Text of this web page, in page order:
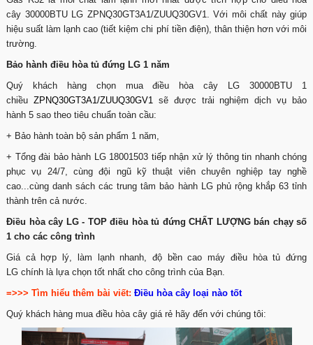
cây 30000BTU LG ZPNQ30GT3A1/ZUUQ30GV1. Với môi chất này giúp
hiệu suất làm lạnh cao (tiết kiệm chi phí tiền điện), thân thiện hơn với môi
trường.
Bảo hành điều hòa tủ đứng LG 1 năm
Quý khách hàng chọn mua điều hòa cây LG 30000BTU 1
chiều ZPNQ30GT3A1/ZUUQ30GV1
sẽ được trải nghiệm dịch vụ bảo
hành 5 sao theo tiêu chuẩn toàn cầu:
+ Bảo hành toàn bộ sản phẩm 1 năm,
+ Tổng đài bảo hành LG 18001503 tiếp nhận xử lý thông tin nhanh chóng
phục vụ 24/7, cùng đội ngũ kỹ thuật viên chuyên nghiệp tay nghề
cao...cùng danh sách các trung tâm bảo hành LG phủ rộng khắp 63 tỉnh
thành trên cả nước.
Điều hòa cây LG - TOP điều hòa tủ đứng CHẤT LƯỢNG bán chạy số
1 cho các công trình
Giá cả hợp lý, làm lạnh nhanh, độ bền cao máy điều hòa tủ đứng
LG chính là lựa chọn tốt nhất cho công trình của Bạn.
=>>> Tìm hiểu thêm bài viết: Điều hòa cây loại nào tốt
Quý khách hàng mua điều hòa cây giá rẻ hãy đến với chúng tôi: